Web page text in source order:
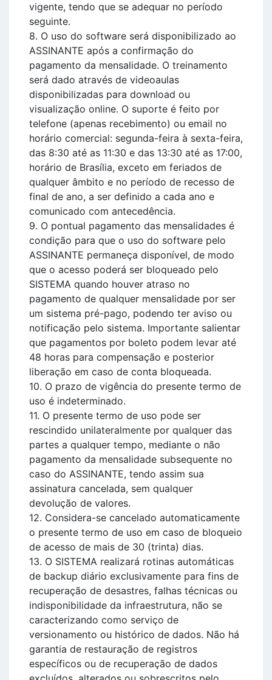
vigente, tendo que se adequar no período
seguinte.
8. O uso do software será disponibilizado ao
ASSINANTE após a confirmação do
pagamento da mensalidade. O treinamento
será dado através de videoaulas
disponibilizadas para download ou
visualização online. O suporte é feito por
telefone (apenas recebimento) ou email no
horário comercial: segunda-feira à sexta-feira,
das 8:30 até as 11:30 e das 13:30 até as 17:00,
horário de Brasília, exceto em feriados de
qualquer âmbito e no período de recesso de
final de ano, a ser definido a cada ano e
comunicado com antecedência.
9. O pontual pagamento das mensalidades é
condição para que o uso do software pelo
ASSINANTE permaneça disponível, de modo
que o acesso poderá ser bloqueado pelo
SISTEMA quando houver atraso no
pagamento de qualquer mensalidade por ser
um sistema pré-pago, podendo ter aviso ou
notificação pelo sistema. Importante salientar
que pagamentos por boleto podem levar até
48 horas para compensação e posterior
liberação em caso de conta bloqueada.
10. O prazo de vigência do presente termo de
uso é indeterminado.
11. O presente termo de uso pode ser
rescindido unilateralmente por qualquer das
partes a qualquer tempo, mediante o não
pagamento da mensalidade subsequente no
caso do ASSINANTE, tendo assim sua
assinatura cancelada, sem qualquer
devolução de valores.
12. Considera-se cancelado automaticamente
o presente termo de uso em caso de bloqueio
de acesso de mais de 30 (trinta) dias.
13. O SISTEMA realizará rotinas automáticas
de backup diário exclusivamente para fins de
recuperação de desastres, falhas técnicas ou
indisponibilidade da infraestrutura, não se
caracterizando como serviço de
versionamento ou histórico de dados. Não há
garantia de restauração de registros
específicos ou de recuperação de dados